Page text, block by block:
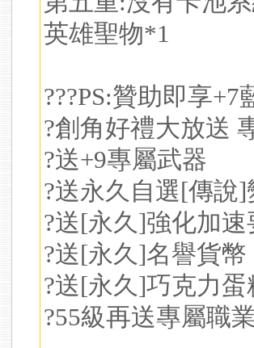
英雄聖物*1
???PS:贊助即享
?創角好禮大放送
?送+9專屬武器
?送永久自選[傳說]
?送[永久]強化加速
?送[永久]名譽貨幣
?送[永久]巧克力蛋
?55級再送專屬職業技